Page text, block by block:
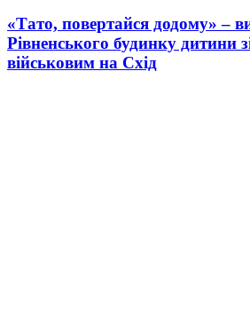
«Тато, повертайся додому» –
Рівненського будинку дитини
військовим на Схід